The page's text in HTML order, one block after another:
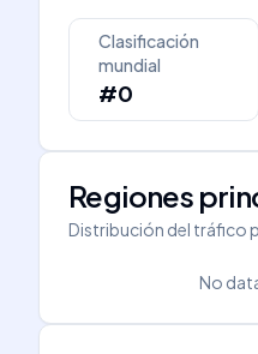
Clasificación
mundial
#0
Regiones
Distribución del tráfico
No